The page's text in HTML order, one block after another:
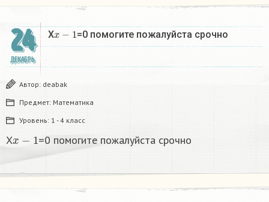
24
ДЕКАБРЬ
Xx−1 =0 помогите пожалуйста срочно
Автор: deabak
Предмет: Математика
Уровень: 1 - 4 класс
X =0 помогите пожалуйста срочно